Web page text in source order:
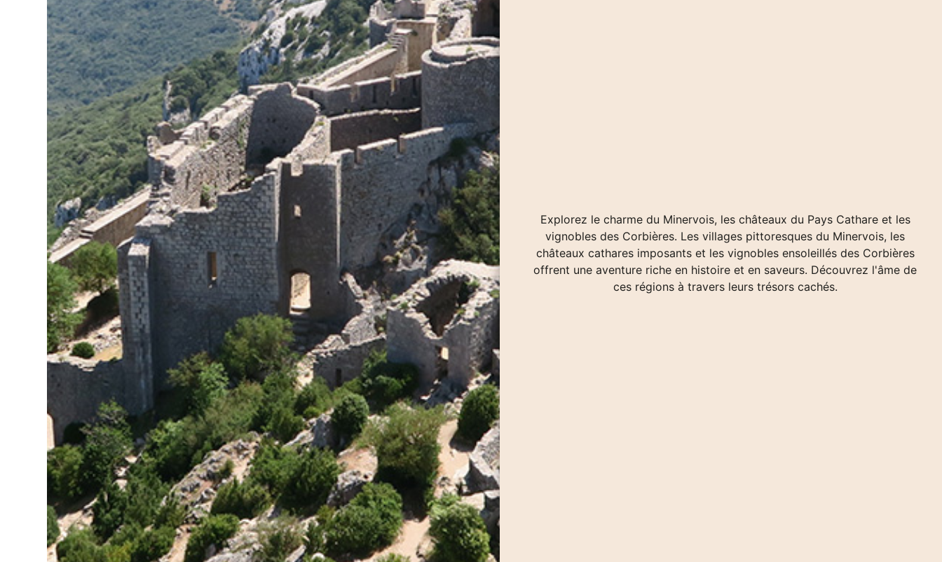
Explorez le charme du Minervois, les châteaux du Pays Cathare et les
vignobles des Corbières. Les villages pittoresques du Minervois, les
châteaux cathares imposants et les vignobles ensoleillés des Corbières
offrent une aventure riche en histoire et en saveurs. Découvrez l'âme de